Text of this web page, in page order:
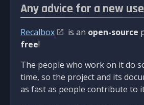
Any advice for a new
Recalbox is an open-source
free!
The people who work on it do
time, so the project and its
as fast as people contribute to